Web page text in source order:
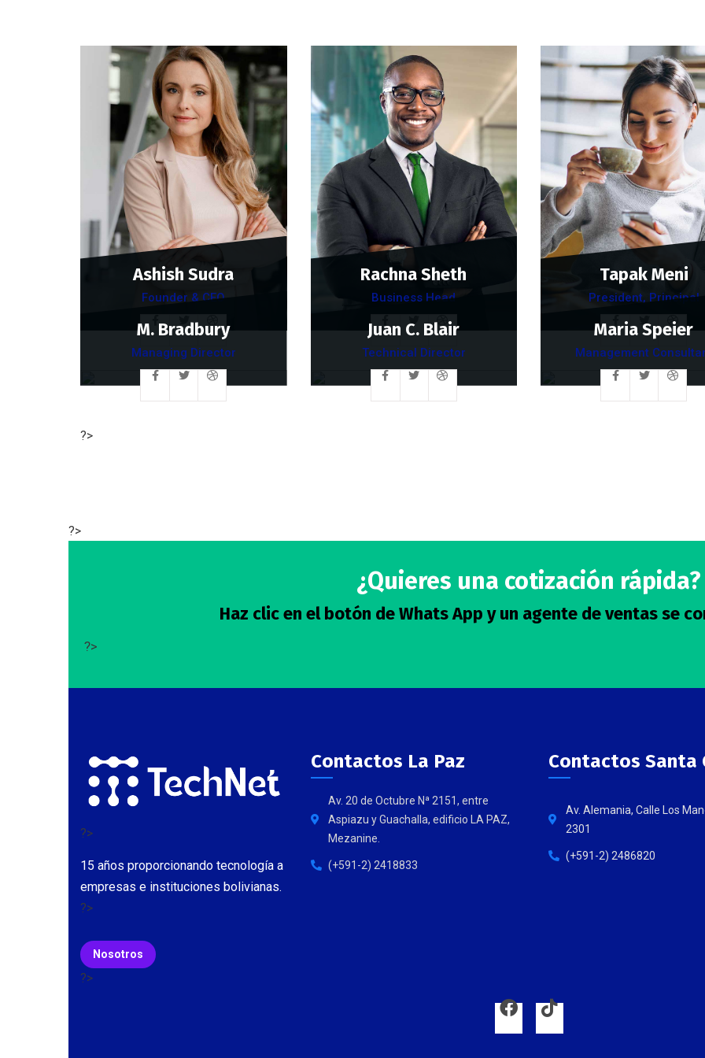
Ashish Sudra
Founder & CEO
Rachna Sheth
Business Head
Tapak Meni
President, Principal
M. Bradbury
Managing Director
Juan C. Blair
Technical Director
Maria Speier
Management
?>
?>
¿Quieres una cotización rápida?
Haz clic en el botón de Whats App y un agente de ventas se
?>
?>
15 años proporcionando tecnología a
empresas e instituciones bolivianas.
?>
Nosotros
?>
Contactos La Paz
Av. 20 de Octubre Nª 2151, entre
Aspiazu y Guachalla, edificio LA PAZ,
Mezanine.
(+591-2) 2418833
Contactos Santa
Av. Alemania, Calle Los
2301
(+591-2) 2486820